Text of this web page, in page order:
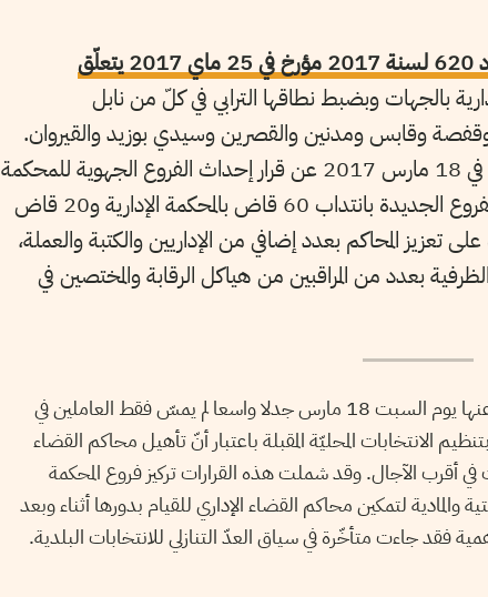
أمرا حكوميا عدد 620 لسنة 2017 مؤرخ في 25 ماي 2017 يتعلّق
بالجهات وبضبط نطاقها الترابي في كلّ من نابل
وقابس ومدنين والقصرين وسيدي بوزيد والقيروان.
هذا وسبق أن أعلن وزير العدل غازي الجريبي في 18 مارس 2017 عن قرار إحداث الفروع الجهوية للمحكمة
الإدارية. وتأتي هذه الخطوة في انتظار تأهيل الفروع الجديدة بانتداب 60 قاض بالمحكمة الإدارية و20 قاض
تعزيز المحاكم بعدد إضافي من الإداريين والكتبة والعملة،
بعدد من المراقبين من هياكل الرقابة والمختصين في
أثارت قرارات وزير العدل غازي الجريبي التي أعلن عنها يوم السبت 18 مارس جدلا واسعا لم يمسّ فقط العاملين في
الانتخابات المحليّة المقبلة باعتبار أنّ تأهيل محاكم القضاء
في أقرب الآجال. وقد شملت هذه القرارات تركيز فروع المحكمة
والمادية لتمكين محاكم القضاء الإداري للقيام بدورها أثناء وبعد
فقد جاءت متأخّرة في سياق العدّ التنازلي للانتخابات البلدية.